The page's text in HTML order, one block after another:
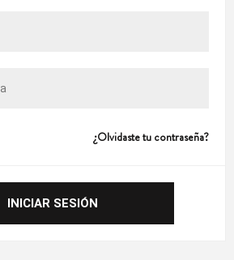
¿Olvidaste tu contraseña?